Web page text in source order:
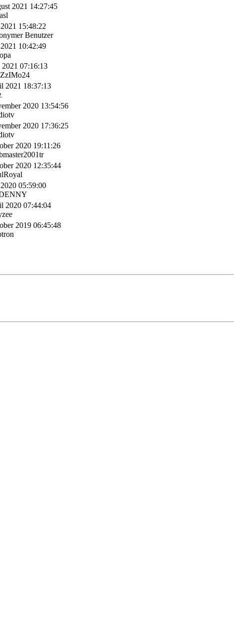
2021 14:27:45
15:48:22
Benutzer
10:42:49
07:16:13
2021 18:37:13
2020 13:54:56
2020 17:36:25
2020 19:11:26
2020 12:35:44
05:59:00
2020 07:44:04
2019 06:45:48